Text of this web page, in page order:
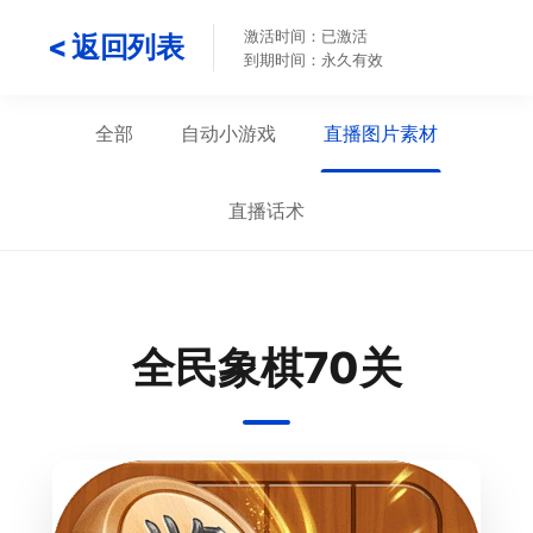
< 返回列表
激活时间：已激活
到期时间：永久有效
全部 自动小游戏 直播图片素材
直播话术
全民象棋70关